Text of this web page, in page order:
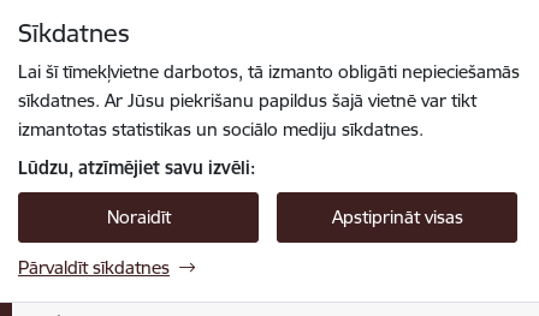
Sīkdatnes
Lai šī tīmekļvietne darbotos, tā izmanto obligāti nepieciešamās
sīkdatnes. Ar Jūsu piekrišanu papildus šajā vietnē var tikt
izmantotas statistikas un sociālo mediju sīkdatnes.
Lūdzu, atzīmējiet savu izvēli:
Noraidīt Apstiprināt visas
Pārvaldīt sīkdatnes